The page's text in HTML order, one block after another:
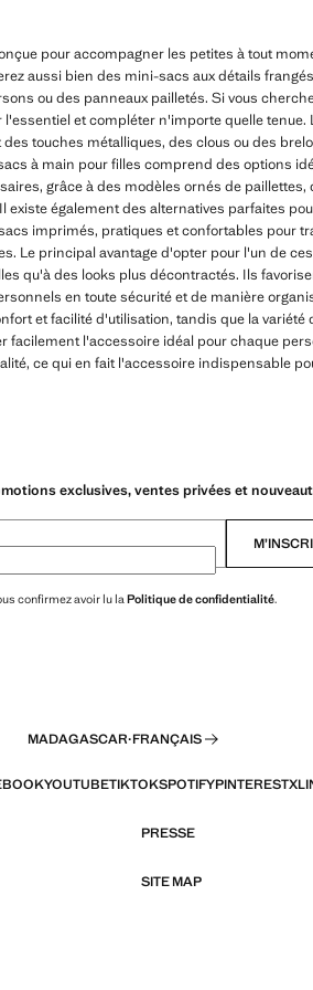
pour accompagner les petites à tout
aussi bien des mini-sacs aux détails
ou des panneaux pailletés. Si vous
et compléter n'importe quelle tenue.
touches métalliques, des clous ou des
à main pour filles comprend des options
grâce à des modèles ornés de
également des alternatives parfaites
imprimés, pratiques et confortables pour
Le principal avantage d'opter pour l'un de
qu'à des looks plus décontractés. Ils
en toute sécurité et de manière
et facilité d'utilisation, tandis que la variété
facilement l'accessoire idéal pour chaque
ce qui en fait l'accessoire indispensable
exclusives, ventes privées et
confirmez avoir lu la Politique de confidentialité.
MADAGASCAR·FRANÇAIS
YOUTUBETIKTOKSPOTIFYPINTERESTX
PRESSE
SITE MAP